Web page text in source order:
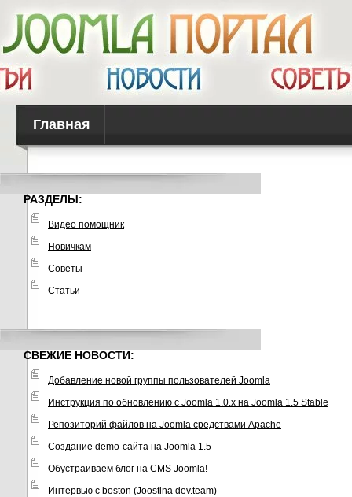
Главная
РАЗДЕЛЫ:
Видео помощник
Новичкам
Советы
Статьи
СВЕЖИЕ НОВОСТИ:
Добавление новой группы пользователей Joomla
Инструкция по обновлению с Joomla 1.0.x на Joomla 1.5 Stable
Репозиторий файлов на Joomla средствами Apache
Создание demo-сайта на Joomla 1.5
Обустраиваем блог на CMS Joomla!
Интервью с boston (Joostina dev.team)